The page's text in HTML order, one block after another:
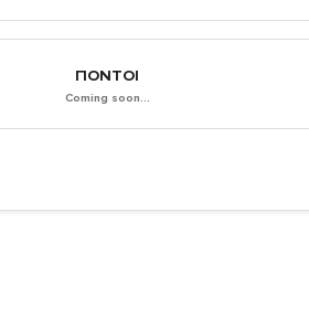
ΠΌΝΤΟΙ
Coming soon...